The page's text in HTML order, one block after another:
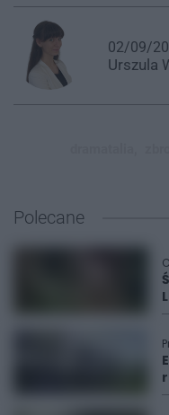
02/09/
Urszula
Polecane